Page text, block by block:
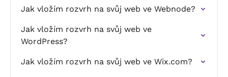
Jak vložím rozvrh na svůj web ve Webnode?
Jak vložím rozvrh na svůj web ve
WordPress?
Jak vložím rozvrh na svůj web ve Wix.com?